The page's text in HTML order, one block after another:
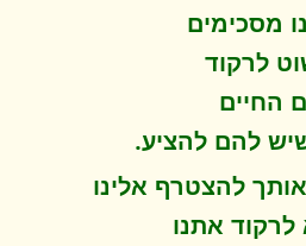
מסכימים
לרקוד
החיים
להם להציע.
להצטרף אלינו
לרקוד אתנו